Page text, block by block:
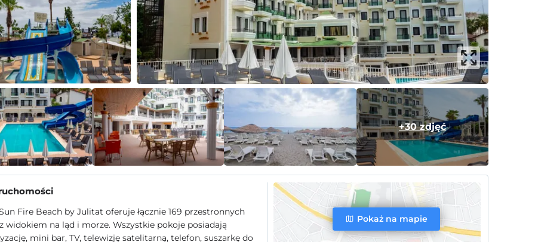
+30 zdjęć
Fire Beach by Julitat oferuje łącznie 169 przestronnych
widokiem na ląd i morze. Wszystkie pokoje posiadają
mini bar, TV, telewizję satelitarną, telefon, suszarkę do
Pokaż na mapie